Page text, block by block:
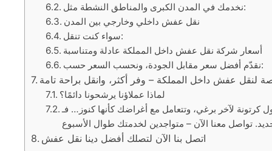
نخدمك في المدن الكبرى والمناطق النشطة مثل:
نقل عفش داخلي وخارجي بين المدن
سواء كنت تنقل:
أسعار شركة نقل عفش داخل المملكة عادلة ومتناسبة
نقدّم أفضل سعر مقابل الجودة، ونحسب السعر حسب:
لماذا عملاؤنا يرشحونا دائمًا؟
لآخر برغي، وتتعامل مع أغراضك كأنها كنوز… فـ